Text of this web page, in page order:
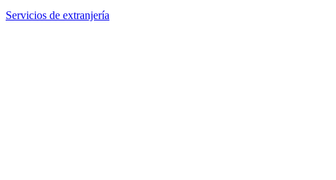
Servicios de extranjería